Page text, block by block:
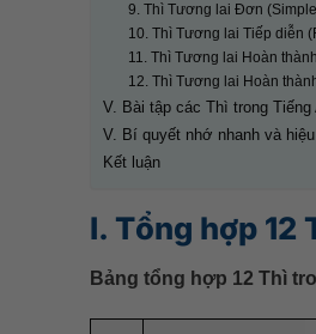
9. Thì Tương lai Đơn
10. Thì Tương lai Tiếp diễn
11. Thì Tương lai Hoàn
12. Thì Tương lai Hoàn
V. Bài tập các Thì trong Tiếng
V. Bí quyết nhớ nhanh và
Kết luận
I. Tổng hợp 12
Bảng tổng hợp 12 Thì